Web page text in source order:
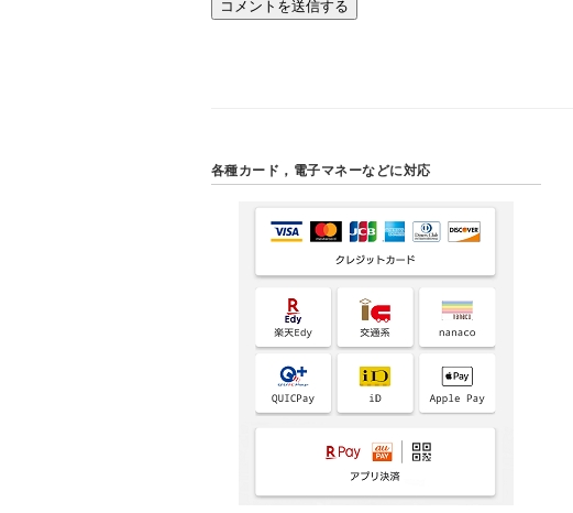
各種カード，電子マネーなどに対応